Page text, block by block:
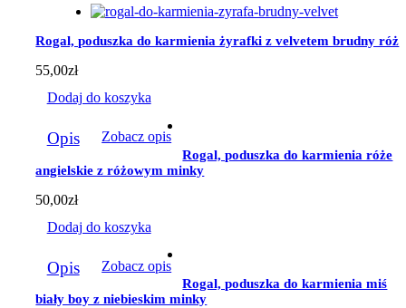
Rogal, poduszka do karmienia żyrafki z velvetem brudny róż
55,00zł
Dodaj do koszyka
Opis Zobacz opis
Rogal, poduszka do karmienia róże
angielskie z różowym minky
50,00zł
Dodaj do koszyka
Opis Zobacz opis
Rogal, poduszka do karmienia miś
biały boy z niebieskim minky